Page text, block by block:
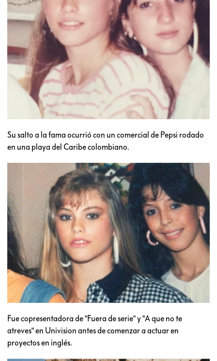
Su salto a la fama ocurrió con un comercial de Pepsi rodado
en una playa del Caribe colombiano.
Fue copresentadora de "Fuera de serie" y "A que no te
atreves" en Univision antes de comenzar a actuar en
proyectos en inglés.